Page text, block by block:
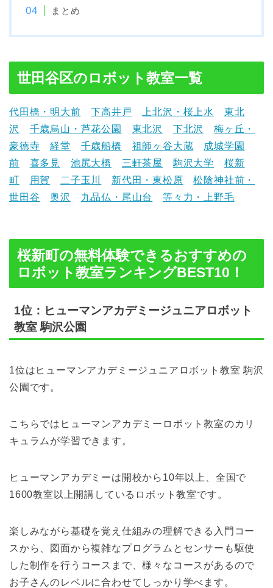
まとめ
世田谷区のロボット教室一覧
代田橋・明大前 下高井戸 上北沢・桜上水
東北
沢
千歳烏山・芦花公園 東北沢 下北沢
梅ヶ丘・
豪徳寺
経堂 千歳船橋 祖師ヶ谷大蔵
成城学園
前
喜多見 池尻大橋 三軒茶屋 駒沢大学
桜新
町
用賀 二子玉川 新代田・東松原
松陰神社前・
世田谷
奥沢 九品仏・尾山台 等々力・上野毛
桜新町の無料体験できるおすすめの
ロボット教室ランキングBEST10！
1位：ヒューマンアカデミージュニアロボット
教室 駒沢公園
1位はヒューマンアカデミージュニアロボット教室 駒沢
公園です。
こちらではヒューマンアカデミーロボット教室のカリ
キュラムが学習できます。
ヒューマンアカデミーは開校から10年以上、全国で
1600教室以上開講しているロボット教室です。
楽しみながら基礎を覚え仕組みの理解できる入門コー
スから、図面から複雑なプログラムとセンサーも駆使
した制作を行うコースまで、様々なコースがあるので
お子さんのレベルに合わせてしっかり学べます。